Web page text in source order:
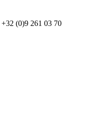
+32 (0)9 261 03 70